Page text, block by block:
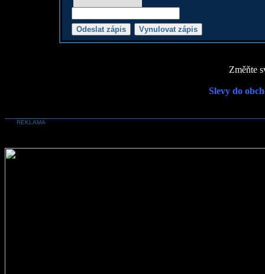
Změňte
Slevy do
REKLAMA